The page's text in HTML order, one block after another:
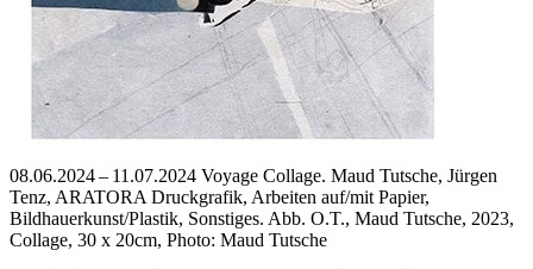
08.06.2024 – 11.07.2024 Voyage Collage. Maud Tutsche, Jürgen
Tenz, ARATORA Druckgrafik, Arbeiten auf/mit Papier,
Bildhauerkunst/Plastik, Sonstiges. Abb. O.T., Maud Tutsche, 2023,
Collage, 30 x 20cm, Photo: Maud Tutsche